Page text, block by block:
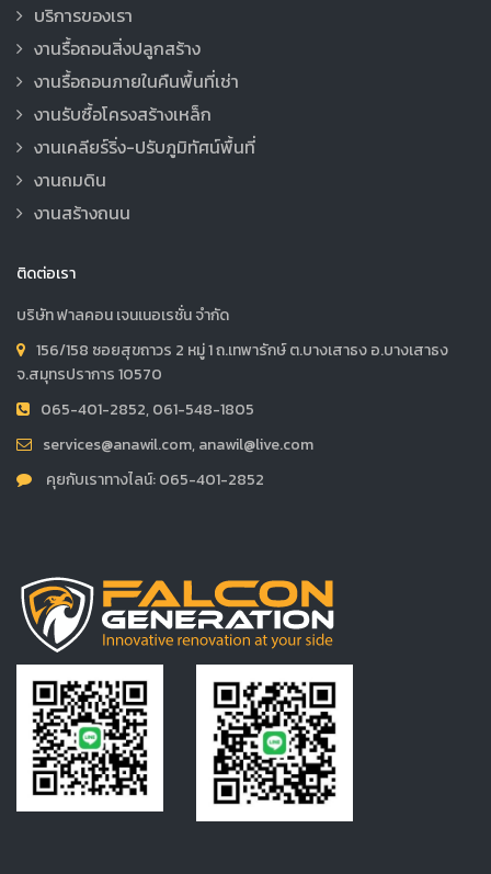
บริการของเรา
งานรื้อถอนสิ่งปลูกสร้าง
งานรื้อถอนภายในคืนพื้นที่เช่า
งานรับซื้อโครงสร้างเหล็ก
งานเคลียร์ริ่ง-ปรับภูมิทัศน์พื้นที่
งานถมดิน
งานสร้างถนน
ติดต่อเรา
บริษัท ฟาลคอน เจนเนอเรชั่น จำกัด
156/158 ซอยสุขถาวร 2 หมู่ 1 ถ.เทพารักษ์ ต.บางเสาธง อ.บางเสาธง
จ.สมุทรปราการ 10570
065-401-2852, 061-548-1805
services@anawil.com, anawil@live.com
คุยกับเราทางไลน์: 065-401-2852